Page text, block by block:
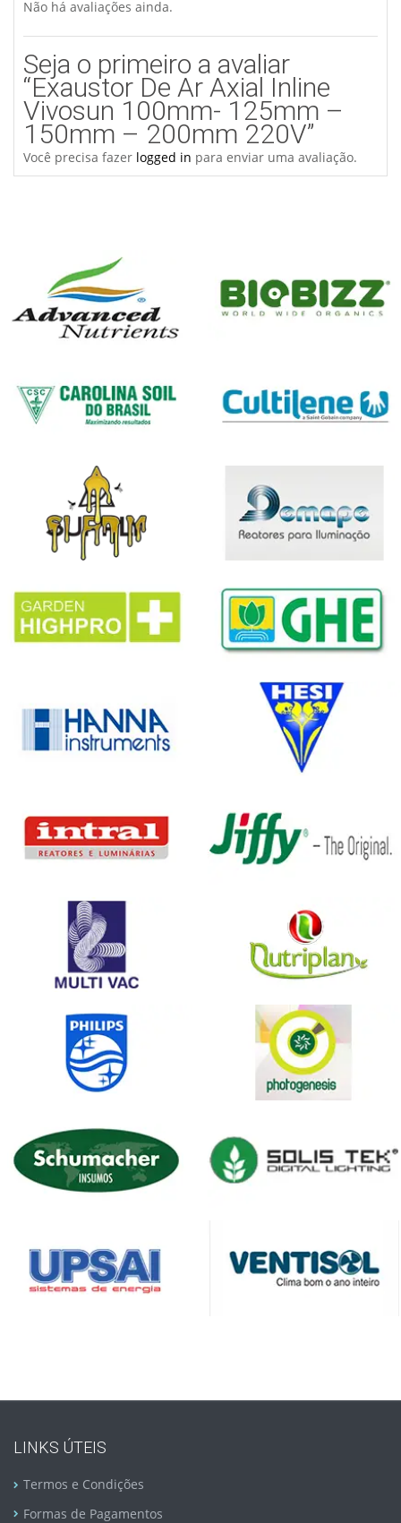
Não há avaliações ainda.
Seja o primeiro a avaliar
“Exaustor De Ar Axial Inline
Vivosun 100mm- 125mm –
150mm – 200mm 220V”
Você precisa fazer logged in para enviar uma avaliação.
LINKS ÚTEIS
Termos e Condições
Formas de Pagamentos